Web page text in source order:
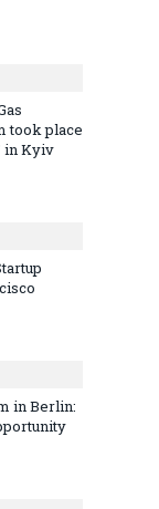
took place
in Kyiv
in Berlin: